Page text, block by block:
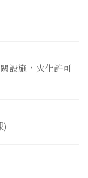
設施，火化許可
)